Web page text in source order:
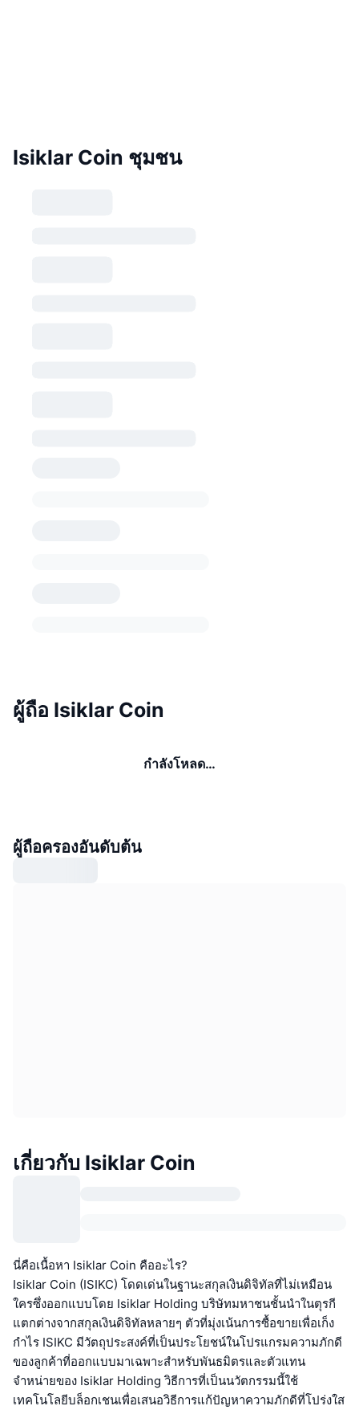
Isiklar Coin ชุมชน
ผู้ถือ Isiklar Coin
กำลังโหลด…
ผู้ถือครองอันดับต้น
เกี่ยวกับ Isiklar Coin
นี่คือเนื้อหา Isiklar Coin คืออะไร?
Isiklar Coin (ISIKC) โดดเด่นในฐานะสกุลเงินดิจิทัลที่ไม่เหมือน
ใครซึ่งออกแบบโดย Isiklar Holding บริษัทมหาชนชั้นนำในตุรกี
แตกต่างจากสกุลเงินดิจิทัลหลายๆ ตัวที่มุ่งเน้นการซื้อขายเพื่อเก็ง
กำไร ISIKC มีวัตถุประสงค์ที่เป็นประโยชน์ในโปรแกรมความภักดี
ของลูกค้าที่ออกแบบมาเฉพาะสำหรับพันธมิตรและตัวแทน
จำหน่ายของ Isiklar Holding วิธีการที่เป็นนวัตกรรมนี้ใช้
เทคโนโลยีบล็อกเชนเพื่อเสนอวิธีการแก้ปัญหาความภักดีที่โปร่งใส